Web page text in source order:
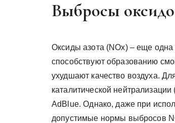
Выбросы
Оксиды азота (NOx) – еще
способствуют образованию
ухудшают качество воздуха.
каталитической
AdBlue. Однако, даже при
допустимые нормы выбросов